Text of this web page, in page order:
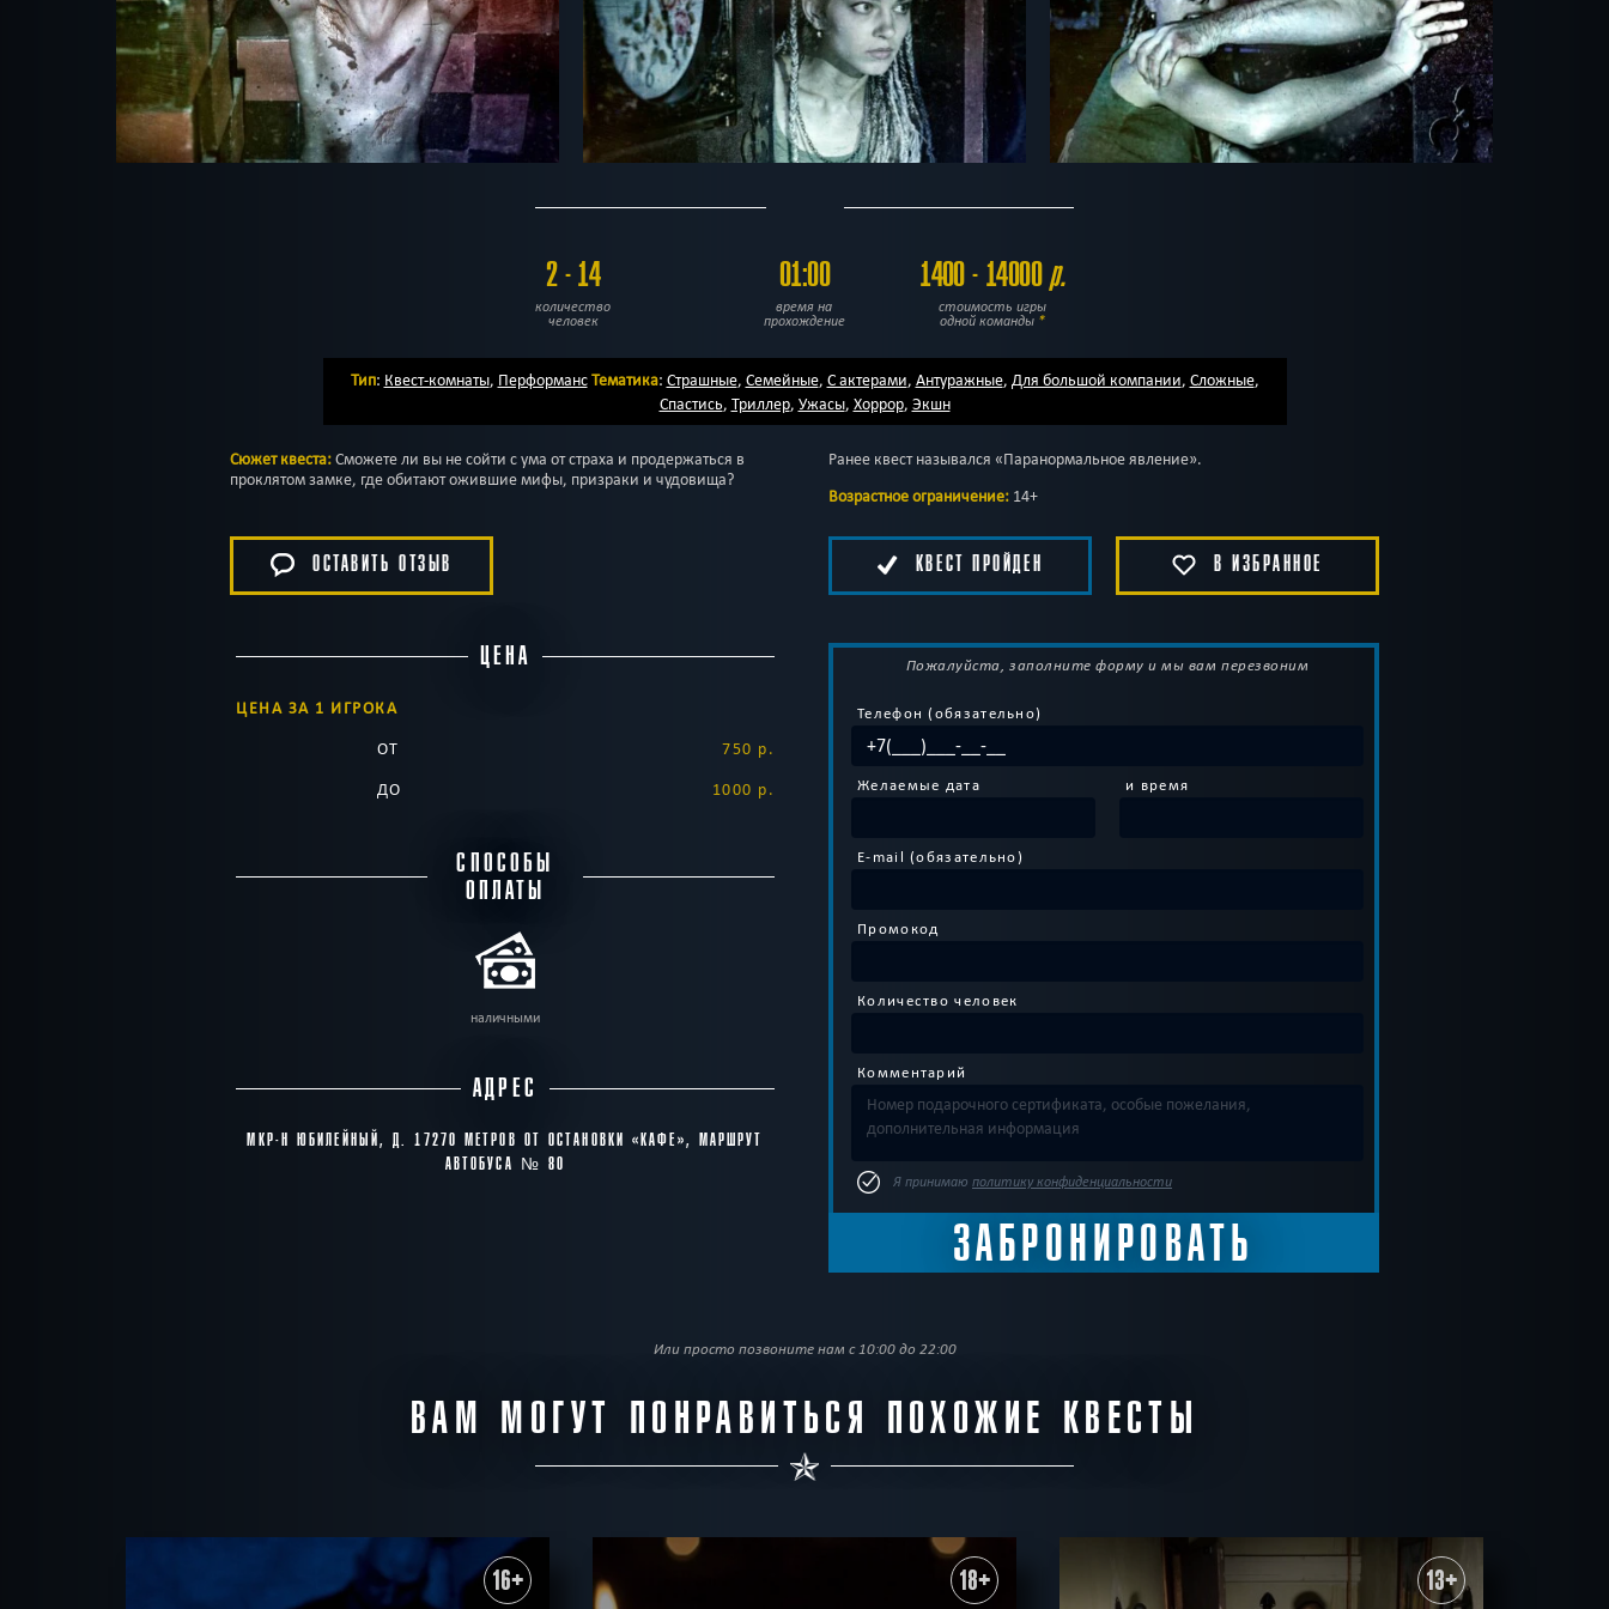
2 - 14
количество
человек
01:00
время на
прохождение
1400 - 14000р.
стоимость игры
одной команды *
Тип: Квест-комнаты, ПерформансТематика: Страшные, Семейные, С актерами, Антуражные, Для большой компании, Сложные,
Спастись, Триллер, Ужасы, Хоррор, Экшн
Сюжет квеста:Сможете ли вы не сойти с ума от страха и продержаться в
проклятом замке, где обитают ожившие мифы, призраки и чудовища?
Ранее квест назывался «Паранормальное явление».
Возрастное ограничение: 14+
ОСТАВИТЬ ОТЗЫВ КВЕСТ ПРОЙДЕН В ИЗБРАННОЕ
ЦЕНА
ЦЕНА ЗА 1 ИГРОКА
ОТ
750 р.
ДО
1000 р.
СПОСОБЫ
ОПЛАТЫ
наличными
АДРЕС
МКР-Н ЮБИЛЕЙНЫЙ, Д. 17270 МЕТРОВ ОТ ОСТАНОВКИ «КАФЕ», МАРШРУТ
АВТОБУСА № 80
Пожалуйста, заполните форму и мы вам перезвоним
Телефон (обязательно)
Желаемые дата и время
E-mail (обязательно)
Промокод
Количество человек
Комментарий
Я принимаю политику конфиденциальности
Или просто позвоните нам с 10:00 до 22:00
ВАМ МОГУТ ПОНРАВИТЬСЯ ПОХОЖИЕ КВЕСТЫ
16+ 18+ 13+